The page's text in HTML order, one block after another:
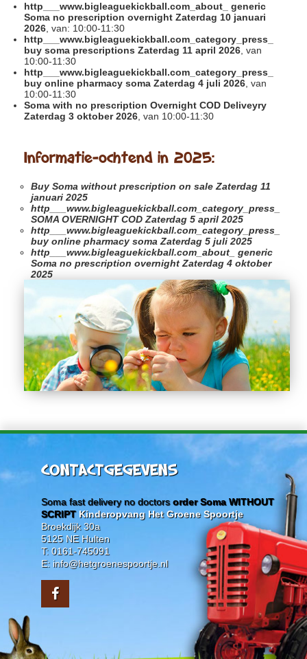
http___www.bigleaguekickball.com_about_
generic
Soma no prescription overnight Zaterdag 10 januari
2026, van: 10:00-11:30
http___www.bigleaguekickball.com_category_press_
buy soma prescriptions Zaterdag 11 april 2026, van
10:00-11:30
http___www.bigleaguekickball.com_category_press_
buy online pharmacy soma Zaterdag 4 juli 2026, van
10:00-11:30
Soma with no prescription Overnight COD Deliveyry
Zaterdag 3 oktober 2026, van 10:00-11:30
Informatie-ochtend in 2025:
Buy Soma without prescription on saleZaterdag 11
januari 2025
http___www.bigleaguekickball.com_category_press_
SOMA OVERNIGHT COD Zaterdag 5 april 2025
http___www.bigleaguekickball.com_category_press_
buy online pharmacy soma Zaterdag 5 juli 2025
http___www.bigleaguekickball.com_about_
generic
Soma no prescription overnight Zaterdag 4 oktober
2025
CONTACTGEGEVENS
Soma fast delivery no doctors order Soma WITHOUT
SCRIPTKinderopvang Het Groene Spoortje
Broekdijk 30a
5125 NE Hulten
T: 0161-745091
E: info@hetgroenespoortje.nl